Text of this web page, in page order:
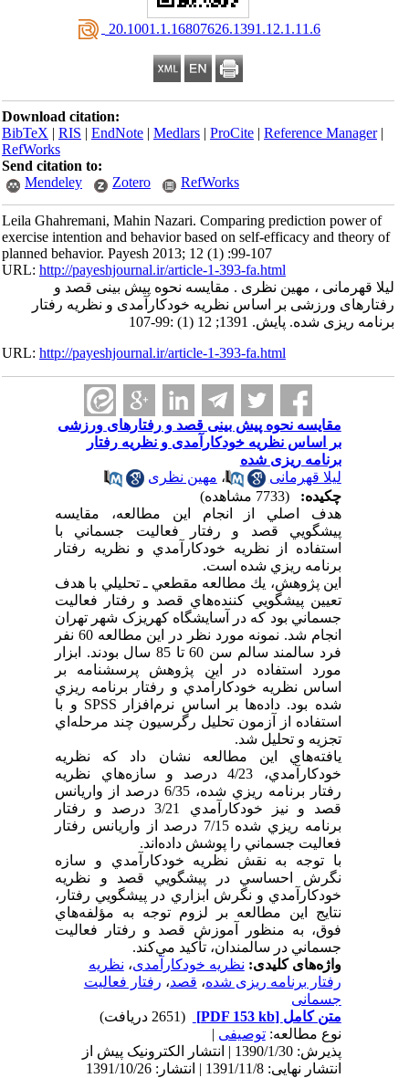
‎ 20.1001.1.16807626.1391.12.1.11.6
Download citation:
BibTeX|RIS|EndNote|Medlars|ProCite|Reference Manager
RefWorks
Send citation to:
Mendeley
Zotero RefWorks
Leila Ghahremani, Mahin Nazari. Comparing prediction power of
exercise intention and behavior based on self-efficacy and theory of
planned behavior. Payesh 2013; 12 (1) :99-107
URL:http://payeshjournal.ir/article-1-393-fa.html
لیلا قهرمانی ، مهین نظری . مقایسه نحوه پیش بینی قصد و
رفتارهای ورزشی بر اساس نظریه خودکارآمدی و نظریه رفتار
برنامه ریزی شده. پایش. 1391; 12 (1) :99-107
URL:http://payeshjournal.ir/article-1-393-fa.html
مقایسه نحوه پیش بینی قصد و رفتارهای ورزشی
بر اساس نظریه خودکارآمدی و نظریه رفتار
برنامه ریزی شده
لیلا قهرمانی
،مهین نظری
چکیده:
هدف اصلي از انجام اين مطالعه، مقايسه
پيشگويي قصد و رفتار فعاليت جسماني با
استفاده از نظريه خودکارآمدي و نظريه رفتار
برنامه ريزي شده است.
اين پژوهش، يك مطالعه مقطعي ـ تحليلي با هدف
تعيين پيشگويي کننده‌‌هاي قصد و رفتار فعاليت
جسماني بود که در آسايشگاه کهريزک شهر تهران
انجام شد. نمونه مورد نظر در اين مطالعه 60 نفر
فرد سالمند سالم سن 60 تا 85 سال بودند. ابزار
مورد استفاده در اين پژوهش پرسشنامه بر
اساس نظريه خودکارآمدي و رفتار برنامه ريزي
شده بود. داده‌ها بر اساس نرم‌افزار SPSS و با
استفاده از آزمون‌ تحليل رگرسيون چند مرحله‌اي
تجزيه و تحليل شد.
يافته‌هاي اين مطالعه نشان داد که نظريه
خودکارآمدي، 4/23 درصد و سازه‌هاي نظريه
رفتار برنامه ريزي شده، 6/35 درصد از واريانس
قصد و نيز خودکارآمدي 3/21 درصد و رفتار
برنامه ريزي شده 7/15 درصد از واريانس رفتار
فعاليت جسماني را پوشش داده‌اند.
با توجه به نقش نظريه خودکارآمدي و سازه
نگرش احساسي در پيشگويي قصد و نظريه
خودکارآمدي و نگرش ابزاري در پيشگويي رفتار،
نتايج اين مطالعه بر لزوم توجه به مؤلفه‌هاي
فوق، به منظور آموزش قصد و رفتار فعاليت
جسماني در سالمندان، تأکيد مي‌کند.
واژه‌های کلیدی:نظریه خودکارآمدی،نظریه
رفتار برنامه ریزی شده،قصد،رفتار فعالیت
جسمانی
متن کامل[PDF 153 kb]
نوع مطالعه:توصیفی|
پذیرش: 1390/1/30 | انتشار الکترونیک پیش از
انتشار نهایی: 1391/11/8 | انتشار: 1391/10/26